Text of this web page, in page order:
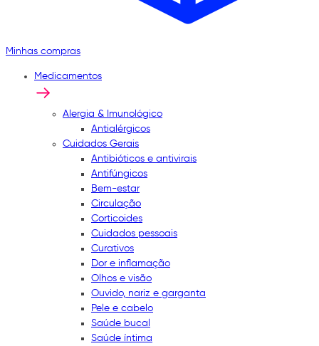
Minhas compras
Medicamentos
Alergia & Imunológico
Antialérgicos
Cuidados Gerais
Antibióticos e antivirais
Antifúngicos
Bem-estar
Circulação
Corticoides
Cuidados pessoais
Curativos
Dor e inflamação
Olhos e visão
Ouvido, nariz e garganta
Pele e cabelo
Saúde bucal
Saúde íntima